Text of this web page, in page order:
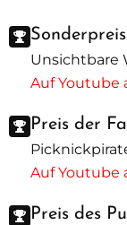
Unsichtbare
Auf Youtube
Preis der
Auf Youtube
Preis des